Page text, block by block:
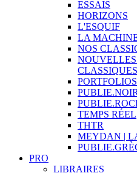
ESSAIS
HORIZONS
L'ESQUIF
LA
NOS
CLASSIQUES
PORTFOLIOS
PUBLIE.NOIR
TEMPS RÉEL
THTR
MEYDAN |
PRO
LIBRAIRES